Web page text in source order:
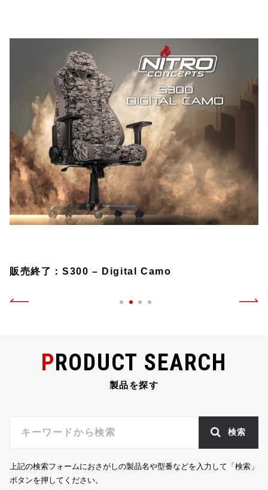
販売終了：S300 – Digital Camo
PRODUCT SEARCH
製品を探す
検索
上記の検索フォームにおさがしの製品名や型番などを入力して「検索」
ボタンを押してください。